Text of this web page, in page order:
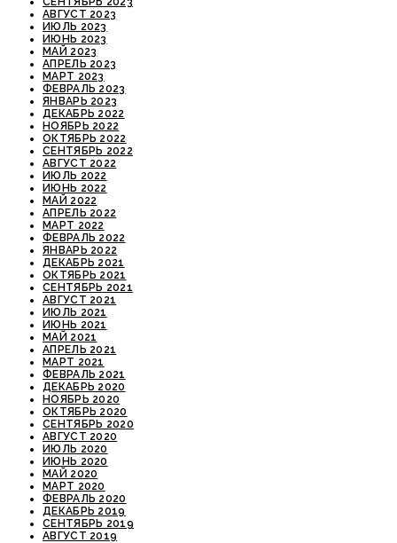
АВГУСТ 2023
ИЮЛЬ 2023
ИЮНЬ 2023
МАЙ 2023
АПРЕЛЬ 2023
МАРТ 2023
ФЕВРАЛЬ 2023
ЯНВАРЬ 2023
ДЕКАБРЬ 2022
НОЯБРЬ 2022
ОКТЯБРЬ 2022
СЕНТЯБРЬ 2022
АВГУСТ 2022
ИЮЛЬ 2022
ИЮНЬ 2022
МАЙ 2022
АПРЕЛЬ 2022
МАРТ 2022
ФЕВРАЛЬ 2022
ЯНВАРЬ 2022
ДЕКАБРЬ 2021
ОКТЯБРЬ 2021
СЕНТЯБРЬ 2021
АВГУСТ 2021
ИЮЛЬ 2021
ИЮНЬ 2021
МАЙ 2021
АПРЕЛЬ 2021
МАРТ 2021
ФЕВРАЛЬ 2021
ДЕКАБРЬ 2020
НОЯБРЬ 2020
ОКТЯБРЬ 2020
СЕНТЯБРЬ 2020
АВГУСТ 2020
ИЮЛЬ 2020
ИЮНЬ 2020
МАЙ 2020
МАРТ 2020
ФЕВРАЛЬ 2020
ДЕКАБРЬ 2019
СЕНТЯБРЬ 2019
АВГУСТ 2019